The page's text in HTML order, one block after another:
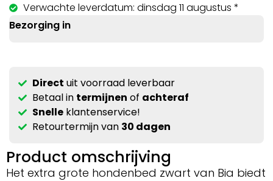
Verwachte leverdatum: dinsdag 11 augustus *
Bezorging in
Direct uit voorraad leverbaar
Betaal in termijnen of achteraf
Snelleklantenservice!
Retourtermijn van 30 dagen
Product omschrijving
Het extra grote hondenbed zwart van Bia biedt